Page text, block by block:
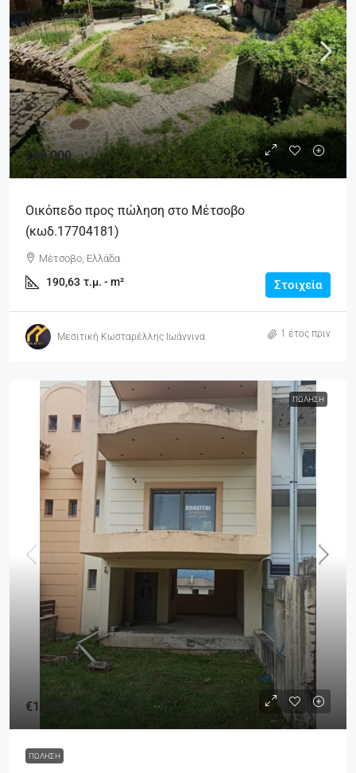
€88,000
Οικόπεδο προς πώληση στο Μέτσοβο
(κωδ.17704181)
Μέτσοβο, Ελλάδα
190,63 τ.μ. - m² Στοιχεία
Μεσιτική Κωσταρέλλης Ιωάννινα 1 έτος πριν
ΠΏΛΗΣΗ
€185,000
ΠΏΛΗΣΗ